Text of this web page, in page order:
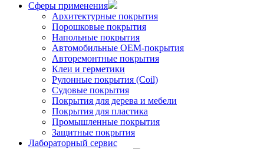
Сферы применения
Архитектурные покрытия
Порошковые покрытия
Напольные покрытия
Автомобильные ОЕМ-покрытия
Авторемонтные покрытия
Клеи и герметики
Рулонные покрытия (Coil)
Судовые покрытия
Покрытия для дерева и мебели
Покрытия для пластика
Промышленные покрытия
Защитные покрытия
Лабораторный сервис